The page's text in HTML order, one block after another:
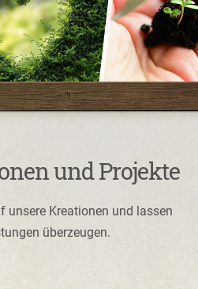
und Projekte
unsere Kreationen und lassen
überzeugen.